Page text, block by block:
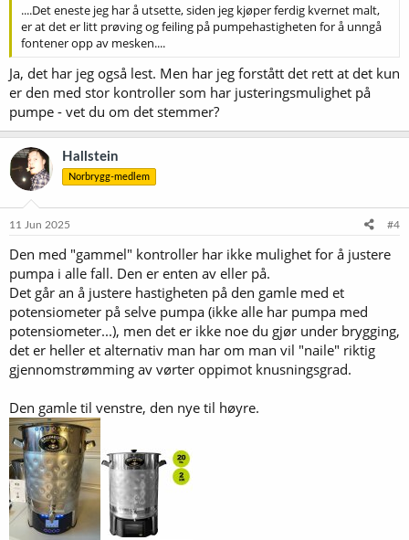
....Det eneste jeg har å utsette, siden jeg kjøper ferdig kvernet malt,
er at det er litt prøving og feiling på pumpehastigheten for å unngå
fontener opp av mesken....
Ja, det har jeg også lest. Men har jeg forstått det rett at det kun
er den med stor kontroller som har justeringsmulighet på
pumpe - vet du om det stemmer?
Hallstein
Norbrygg-medlem
11 Jun 2025 #4
Den med "gammel" kontroller har ikke mulighet for å justere
pumpa i alle fall. Den er enten av eller på.
Det går an å justere hastigheten på den gamle med et
potensiometer på selve pumpa (ikke alle har pumpa med
potensiometer...), men det er ikke noe du gjør under brygging,
det er heller et alternativ man har om man vil "naile" riktig
gjennomstrømming av vørter oppimot knusningsgrad.
Den gamle til venstre, den nye til høyre.